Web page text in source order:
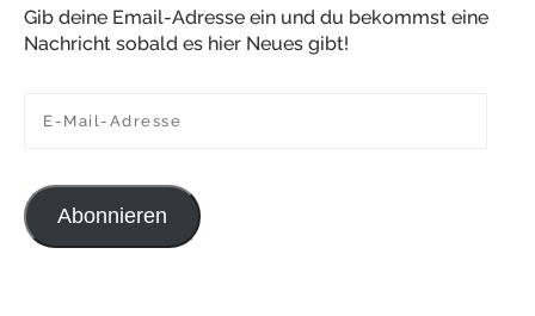
Gib deine Email-Adresse ein und du bekommst eine
Nachricht sobald es hier Neues gibt!
Abonnieren